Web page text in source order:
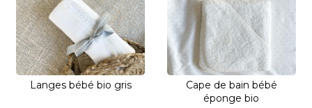
Langes bébé bio gris
Cape de bain bébé
éponge bio